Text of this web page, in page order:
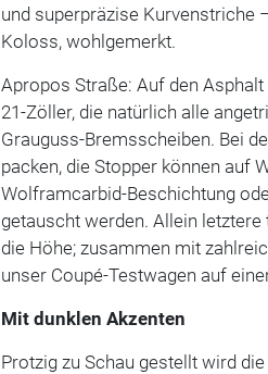
und superpräzise Kurvenstriche
Koloss, wohlgemerkt.
Apropos Straße: Auf den
21-Zöller, die natürlich alle
Grauguss-Bremsscheiben. Bei
packen, die Stopper können auf
Wolframcarbid-Beschichtung
getauscht werden. Allein
die Höhe; zusammen mit
unser Coupé-Testwagen auf
Mit dunklen Akzenten
Protzig zu Schau gestellt wird